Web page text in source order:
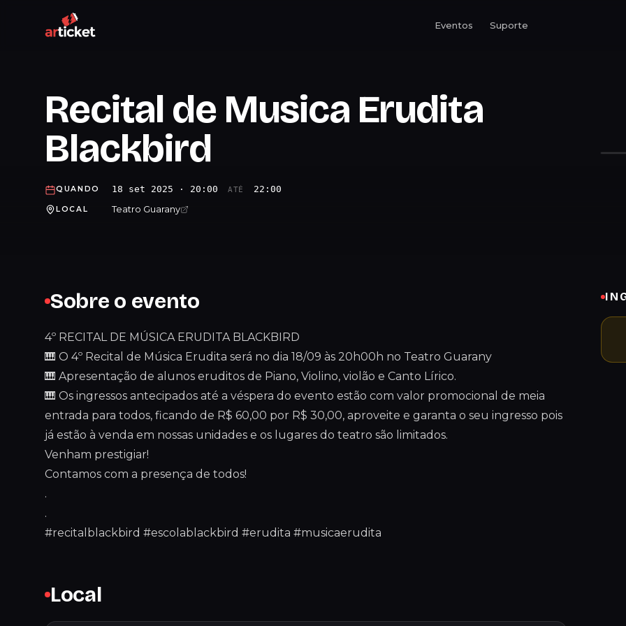
Eventos Suporte
Recital de Musica Erudita
Blackbird
QUANDO 18 set 2025 · 20:00 ATÉ 22:00
LOCAL Teatro Guarany
Sobre o evento
4º RECITAL DE MÚSICA ERUDITA BLACKBIRD
🎹 O 4º Recital de Música Erudita será no dia 18/09 às 20h00h no Teatro Guarany
🎹 Apresentação de alunos eruditos de Piano, Violino, violão e Canto Lírico.
🎹 Os ingressos antecipados até a véspera do evento estão com valor promocional de meia
entrada para todos, ficando de R$ 60,00 por R$ 30,00, aproveite e garanta o seu ingresso pois
já estão à venda em nossas unidades e os lugares do teatro são limitados.
Venham prestigiar!
Contamos com a presença de todos!
.
.
#recitalblackbird #escolablackbird #erudita #musicaerudita
Local